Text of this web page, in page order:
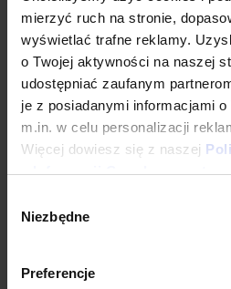
mierzyć ruch na stronie,
wyświetlać trafne reklamy.
o Twojej aktywności na naszej
udostępniać zaufanym
je z posiadanymi informacjami
m.in. w celu personalizacji
Więcej dowiesz się z naszej
zInformacji Google o
zgody
Niezbędne
Preferencje
[email protected]
Dane techniczne
Produkty powiązane